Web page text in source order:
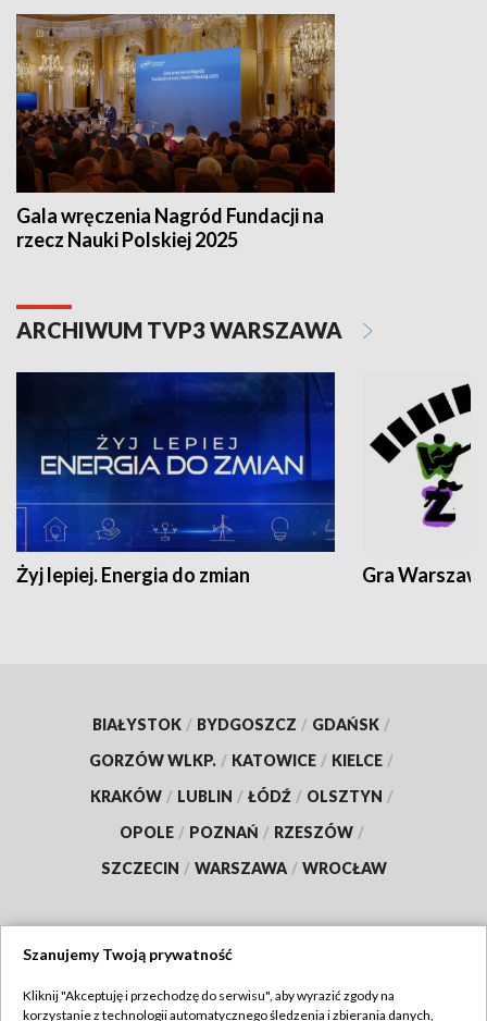
Gala wręczenia Nagród Fundacji na
rzecz Nauki Polskiej 2025
ARCHIWUM TVP3 WARSZAWA
Żyj lepiej. Energia do zmian Gra
BIAŁYSTOK / BYDGOSZCZ / GDAŃSK /
GORZÓW WLKP. / KATOWICE / KIELCE /
KRAKÓW / LUBLIN / ŁÓDŹ / OLSZTYN /
OPOLE / POZNAŃ / RZESZÓW /
SZCZECIN / WARSZAWA / WROCŁAW
Szanujemy Twoją prywatność
Kliknij "Akceptuję i przechodzę do serwisu", aby wyrazić zgody na
korzystanie z technologii automatycznego śledzenia i zbierania danych,